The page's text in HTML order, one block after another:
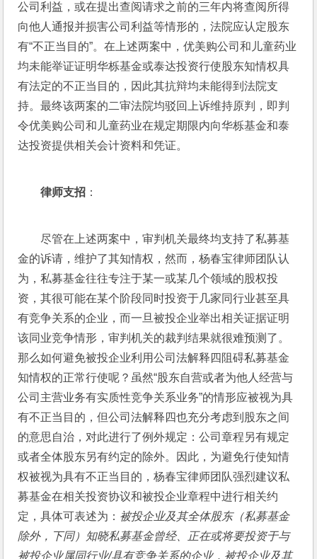
公司利益，或在提出查阅请求之前的三年内将查阅所得
向他人通报并损害公司利益等情形的，法院应认定股东
有“不正当目的”。在上述两案中，优美购公司和儿童药业
均未能举证证明华栎基金或泰达投资行使股东知情权具
有法定的不正当目的，因此其抗辩均未能得到法院支
持。最终该两案的二审法院均驳回上诉维持原判，即判
令优美购公司和儿童药业在规定期限内向华栎基金和泰
达投资提供相关会计资料和凭证。
律师支招 ：
尽管在上述两案中，审判机关最终均支持了私募基
金的诉请，维护了其知情权，然而，杨春宝律师团队认
为，私募基金往往专注于某一或某几个领域的股权投
资，其很可能在某个阶段同时投资于几家同行业甚至具
有竞争关系的企业，而一旦被投企业举出相关证据证明
该同业竞争情形，审判机关的裁判结果就很难预测了。
那么如何避免被投企业利用公司法解释四阻碍私募基金
知情权的正常行使呢？虽然“股东自营或者为他人经营与
公司主营业务有实质性竞争关系业务”的情形应被视为具
有不正当目的，但公司法解释四也充分考虑到股东之间
的意思自治，对此进行了例外规定：公司章程另有规定
或者全体股东另有约定的除外。因此，为避免行使知情
权被视为具有不正当目的，杨春宝律师团队强烈建议私
募基金在相关投资协议和被投企业章程中进行相关约
定，具体可表述为： 被投企业及其全体股东（私募基金
除外，下同）知晓私募基金曾经、
正在或将要投资于与
被投企业属同行业/具有竞争关系的企业，被投企业及其